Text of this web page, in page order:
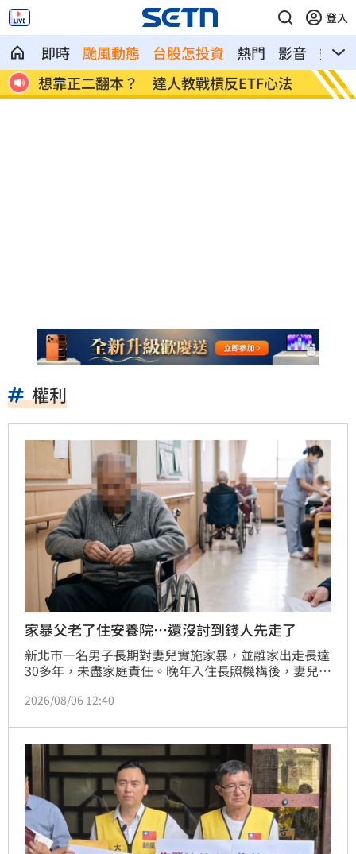
登入
即時 颱風動態 台股怎投資 熱門 影音
熱搜
法
男同事追求不成跟騷偷拍 女師控校方霸
凌
演習
權利
家暴父老了住安養院…還沒討到錢人先走了
新北市一名男子長期對妻兒實施家暴，並離家出走長達
30多年，未盡家庭責任。晚年入住長照機構後，妻兒擔
而審理期間父親不幸病逝，法官指出扶養義務僅存於生
係，法院裁定駁回此案。
2026/08/06 12:40